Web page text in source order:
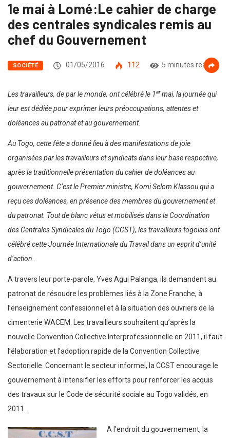
1e mai à Lomé:Le cahier de charge
des centrales syndicales remis au
chef du Gouvernement
SOCIÉTÉ 01/05/2016 112 5 minutes read
Les travailleurs, de par le monde, ont célébré le 1ermai, la journée qui
leur est dédiée pour exprimer leurs préoccupations, attentes et
doléances au patronat et au gouvernement.
Au Togo, cette fête a donné lieu à des manifestations de joie
organisées par les travailleurs et syndicats dans leur base respective,
après la traditionnelle présentation du cahier de doléances au
gouvernement. C’est le Premier ministre, Komi Selom Klassou qui a
reçu ces doléances, en présence des membres du gouvernement et
du patronat. Tout de blanc vêtus et mobilisés dans la Coordination
des Centrales Syndicales du Togo (CCST), les travailleurs togolais ont
célébré cette Journée Internationale du Travail dans un esprit d’unité
d’action.
A travers leur porte-parole, Yves Agui Palanga, ils demandent au
patronat de résoudre les problèmes liés à la Zone Franche, à
l’enseignement confessionnel et à la situation des ouvriers de la
cimenterie WACEM. Les travailleurs souhaitent qu’après la
nouvelle Convention Collective Interprofessionnelle en 2011, il faut
l’élaboration et l’adoption rapide de la Convention Collective
Sectorielle. Concernant le secteur informel, la CCST encourage le
gouvernement à intensifier les efforts pour renforcer les acquis
des travaux sur le Code de sécurité sociale au Togo validés, en
2011.
A l’endroit du gouvernement, la